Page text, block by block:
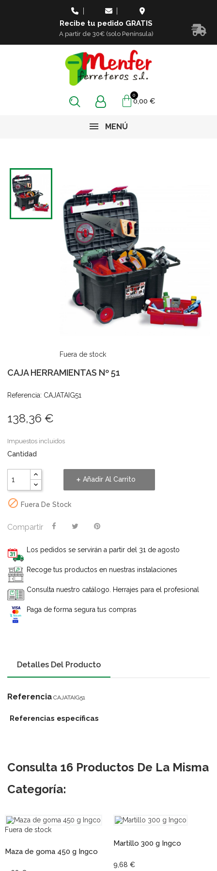
Recibe tu pedido GRATIS
A partir de 30€ (solo Península)
0,00 €
MENÚ
Fuera de stock
CAJA HERRAMIENTAS Nº 51
Referencia: CAJATAIG51
138,36 €
Impuestos incluidos
Cantidad
Añadir Al Carrito
 Fuera De Stock
Compartir
Los pedidos se servirán a partir del 31 de agosto
Recoge tus productos en nuestras instalaciones
Consulta nuestro catálogo. Herrajes para el profesional
Paga de forma segura tus compras
Detalles Del Producto
Referencia CAJATAIG51
Referencias específicas
Consulta 16 Productos De La Misma
Categoría:
Fuera de stock
Maza de goma 450 g Ingco
Martillo 300 g Ingco
9,68 €